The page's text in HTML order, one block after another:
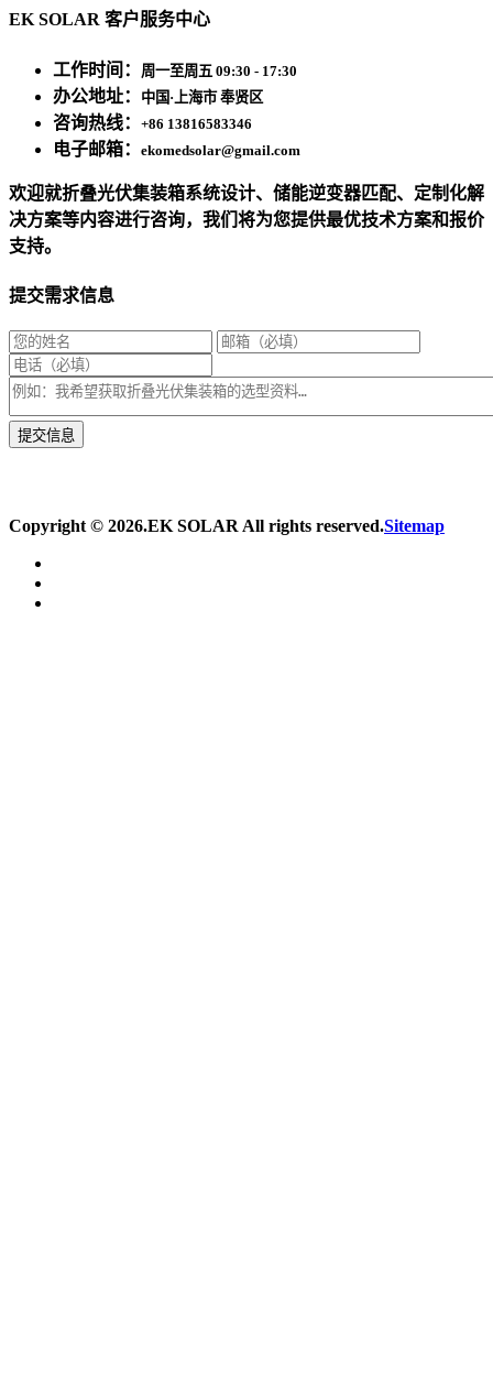
EK SOLAR 客户服务中心
工作时间： 周一至周五 09:30 - 17:30
办公地址： 中国·上海市 奉贤区
咨询热线： +86 13816583346
电子邮箱： ekomedsolar@gmail.com
欢迎就折叠光伏集装箱系统设计、储能逆变器匹配、定制化解
决方案等内容进行咨询，我们将为您提供最优技术方案和报价
支持。
提交需求信息
Copyright © 2026.EK SOLAR All rights reserved.Sitemap